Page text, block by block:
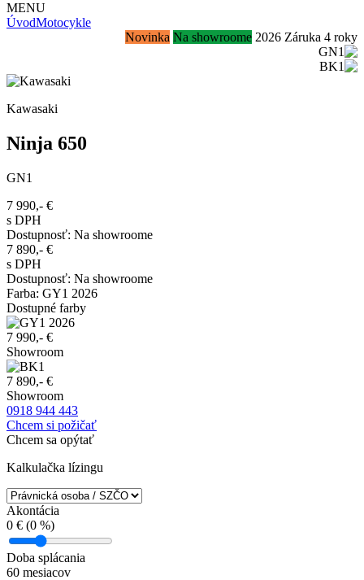
MENU
ÚvodMotocykle
Novinka Na showroome 2026 Záruka 4 roky
Kawasaki
Ninja 650
GN1
7 990,- €
s DPH
Dostupnosť: Na showroome
7 890,- €
s DPH
Dostupnosť: Na showroome
Farba: GY1 2026
Dostupné farby
7 990,- €
Showroom
7 890,- €
Showroom
0918 944 443
Chcem si požičať
Chcem sa opýtať
Kalkulačka lízingu
Akontácia
0 € (0 %)
Doba splácania
60 mesiacov